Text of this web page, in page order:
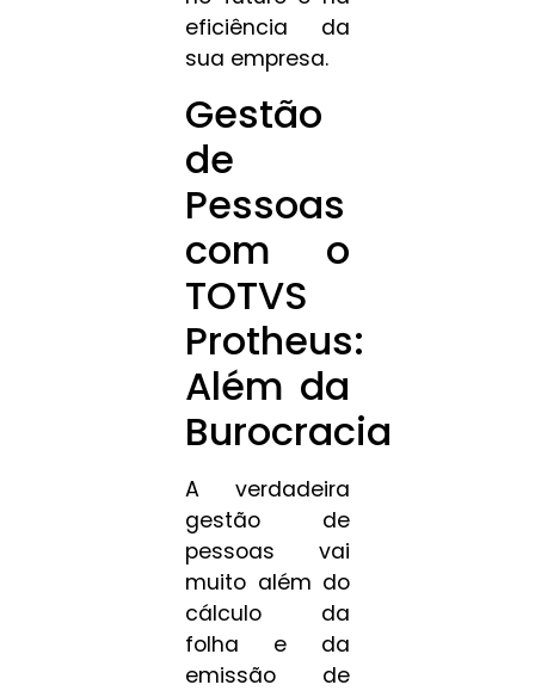
eficiência da
sua empresa.
Gestão
de
Pessoas
com o
TOTVS
Protheus:
Além da
Burocracia
A verdadeira
gestão de
pessoas vai
muito além do
cálculo da
folha e da
emissão de